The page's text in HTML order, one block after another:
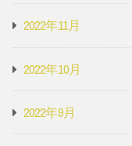
2022年11月
2022年10月
2022年9月